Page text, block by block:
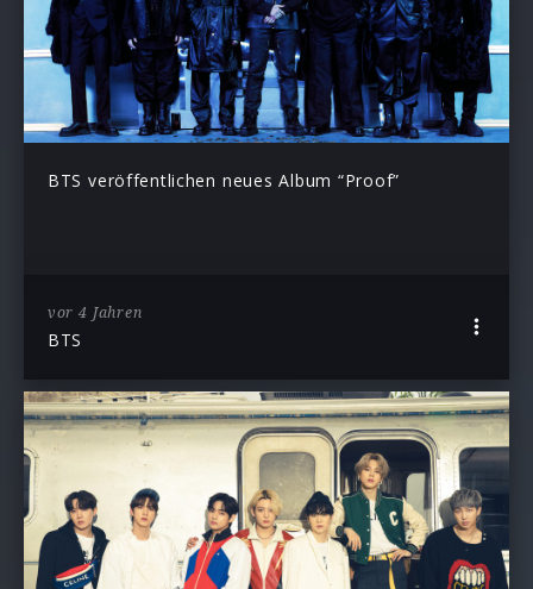
BTS veröffentlichen neues Album “Proof”
vor 4 Jahren
BTS